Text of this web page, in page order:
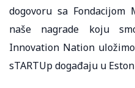
dogovoru sa
naše nagrade koju
Innovation Nation
sTARTUp događaju u